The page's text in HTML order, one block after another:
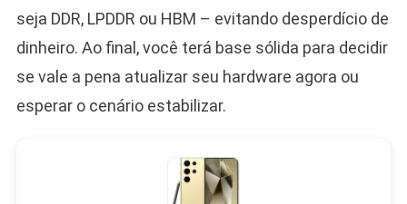
seja DDR, LPDDR ou HBM – evitando desperdício de
dinheiro. Ao final, você terá base sólida para decidir
se vale a pena atualizar seu hardware agora ou
esperar o cenário estabilizar.